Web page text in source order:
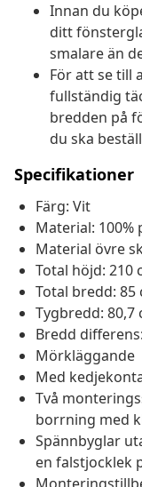
Innan du
ditt
smalare än
För att se till
fullständig
bredden på
du ska
Specifikationer
Färg: Vit
Material: 100%
Material övre
Total höjd: 210
Total bredd: 85
Tygbredd: 80,7
Bredd
Mörkläggande
Med
Två
borrning med
Spännbyglar
en falstjocklek